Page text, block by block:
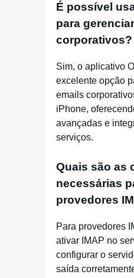
É possível
para
corporativos?
Sim, o aplicativo
excelente opção
emails
iPhone,
avançadas e
serviços.
Quais são as
necessárias
provedores
Para provedores
ativar IMAP no
configurar o
saída